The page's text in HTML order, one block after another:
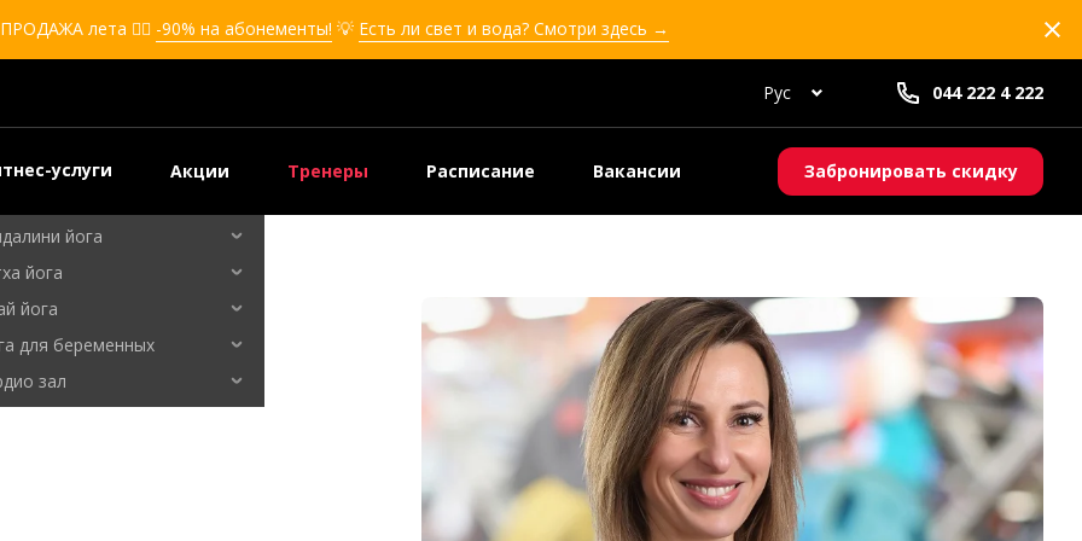
лета ❤️‍🔥 -90% на абонементы! 💡 Есть ли свет и вода? Смотри здесь →
Рус 044 222 4 222
услуги
для девушек
для детей
для девушек
для детей
йога
йога
йога
для беременных
зал
Акции Тренеры Расписание Вакансии Забронировать скидку